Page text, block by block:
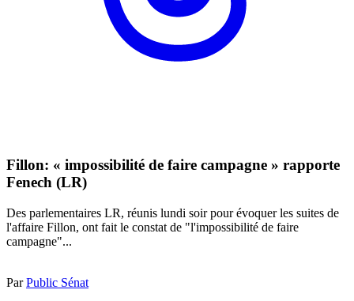
Fillon: « impossibilité de faire campagne » rapporte
Fenech (LR)
Des parlementaires LR, réunis lundi soir pour évoquer les suites de
l'affaire Fillon, ont fait le constat de "l'impossibilité de faire
campagne"...
ParPublic Sénat